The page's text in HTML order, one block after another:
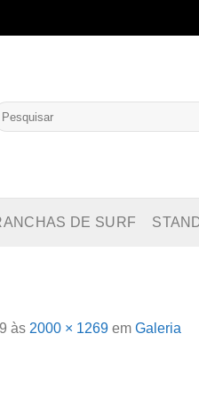
DE SURF
às 2000 × 1269 em Galeria